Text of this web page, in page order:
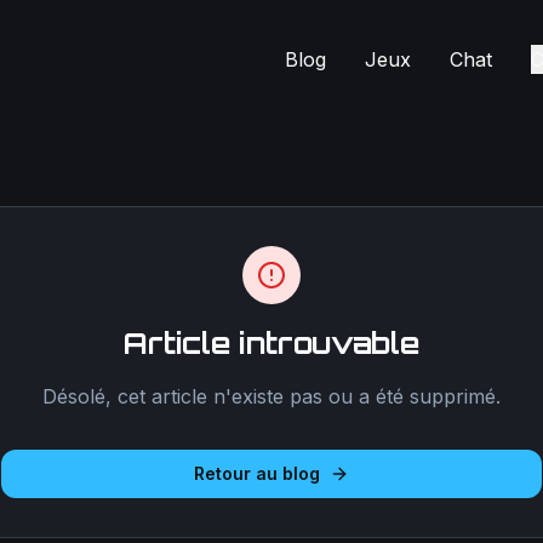
Blog Jeux Chat
Article introuvable
Désolé, cet article n'existe pas ou a été supprimé.
Retour au blog